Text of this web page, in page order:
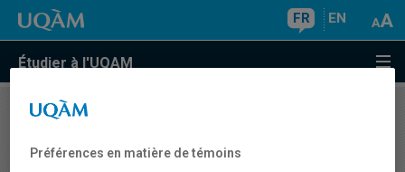
FR EN
Étudier à l'UQAM
COURS//
des communautés
Préférences en matière de témoins